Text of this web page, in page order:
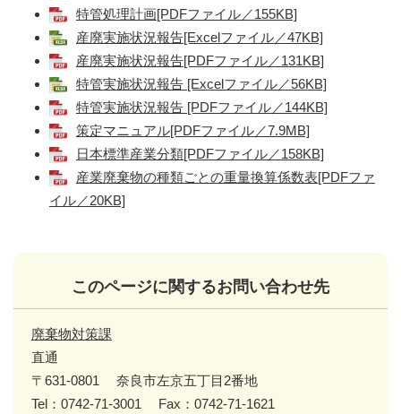
特管処理計画[PDFファイル／155KB]
産廃実施状況報告[Excelファイル／47KB]
産廃実施状況報告[PDFファイル／131KB]
特管実施状況報告 [Excelファイル／56KB]
特管実施状況報告 [PDFファイル／144KB]
策定マニュアル[PDFファイル／7.9MB]
日本標準産業分類[PDFファイル／158KB]
産業廃棄物の種類ごとの重量換算係数表[PDFファ
イル／20KB]
このページに関するお問い合わせ先
廃棄物対策課
直通
〒631-0801
奈良市左京五丁目2番地
Tel：0742-71-3001
Fax：0742-71-1621